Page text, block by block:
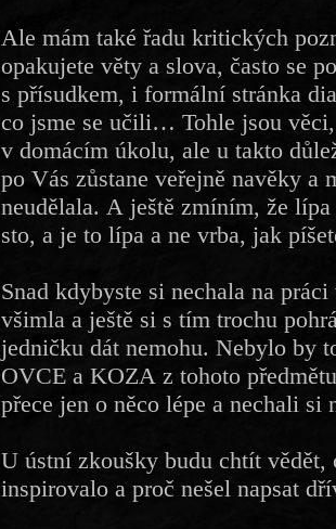
Ale mám také řadu kritických
opakujete věty a slova, často se
s přísudkem, i formální stránka
co jsme se učili… Tohle jsou
v domácím úkolu, ale u takto
po Vás zůstane veřejně navěky a
neudělala. A ještě zmíním, že
sto, a je to lípa a ne vrba, jak
Snad kdybyste si nechala na
všimla a ještě si s tím trochu
jedničku dát nemohu. Nebylo by
OVCE a KOZA z tohoto
přece jen o něco lépe a nechali si
U ústní zkoušky budu chtít vědět,
inspirovalo a proč nešel napsat